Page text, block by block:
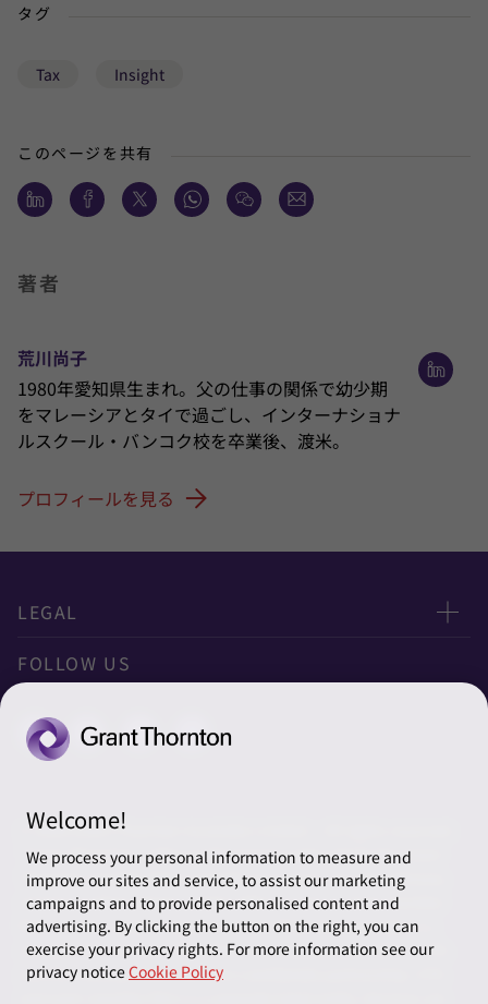
タグ
Tax Insight
このページを共有
著者
荒川尚子
1980年愛知県生まれ。父の仕事の関係で幼少期
をマレーシアとタイで過ごし、インターナショナ
ルスクール・バンコク校を卒業後、渡米。
プロフィールを見る
LEGAL
Privacy
FOLLOW US
© 2026 Grant Thornton Australia Limited – All rights reserved.
“Grant Thornton” refers to the brand under which the Grant
Thornton member firms provide assurance, tax and advisory
services to their clients and/or refers to one or more member
firms, as the context requires. Grant Thornton Australia is a
member firm of Grant Thornton International Ltd (GTIL). GTIL
and the member firms are not a worldwide partnership. GTIL
Welcome!
We process your personal information to measure and
improve our sites and service, to assist our marketing
campaigns and to provide personalised content and
advertising. By clicking the button on the right, you can
exercise your privacy rights. For more information see our
privacy noticeCookie Policy